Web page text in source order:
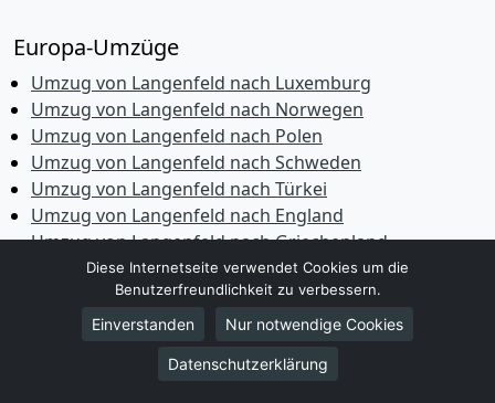
Europa-Umzüge
Umzug von Langenfeld nach Luxemburg
Umzug von Langenfeld nach Norwegen
Umzug von Langenfeld nach Polen
Umzug von Langenfeld nach Schweden
Umzug von Langenfeld nach Türkei
Umzug von Langenfeld nach England
Umzug von Langenfeld nach Griechenland
Umzug von Langenfeld nach Italien
Umzug von Langenfeld nach Niederlande
Umzug von Langenfeld nach Frankreich
Umzug von Langenfeld nach Dänemark
Diese Internetseite verwendet Cookies um die
Benutzerfreundlichkeit zu verbessern.
Einverstanden Nur notwendige Cookies
Datenschutzerklärung